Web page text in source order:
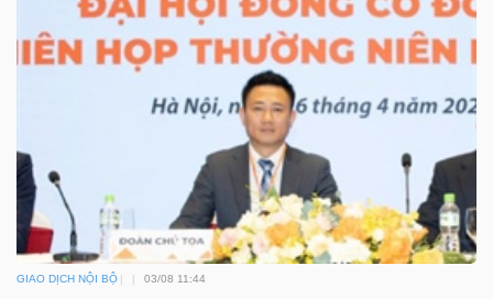
GIAO DỊCH NỘI BỘ 03/08 11:44
thông
tài
Dữ
liệu
tài